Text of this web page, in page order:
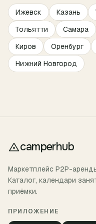
Ижевск Казань
Тольятти
Самара
Киров
Оренбург
Нижний Новгород
camperhub
Маркетплейс P2P-
Каталог, календари
приёмки.
ПРИЛОЖЕНИЕ